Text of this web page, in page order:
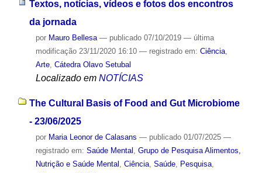
Textos, notícias, vídeos e fotos dos encontros
da jornada
por Mauro Bellesa — publicado07/10/2019 — última
modificação23/11/2020 16:10 — registrado em: Ciência,
Arte, Cátedra Olavo Setubal
Localizado em NOTÍCIAS
The Cultural Basis of Food and Gut Microbiome
- 23/06/2025
por Maria Leonor de Calasans — publicado01/07/2025 —
registrado em: Saúde Mental Grupo de Pesquisa Alimentos,
Nutrição e Saúde Mental Ciência, Saúde, Pesquisa,